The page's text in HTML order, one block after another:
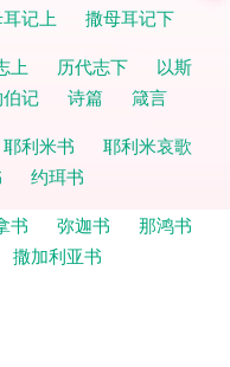
记上
撒母耳记下
上 历代志下
以斯
记 诗篇
箴言
耶利米书
耶利米哀歌
约珥书
书 弥迦书
那鸿书
撒加利亚书